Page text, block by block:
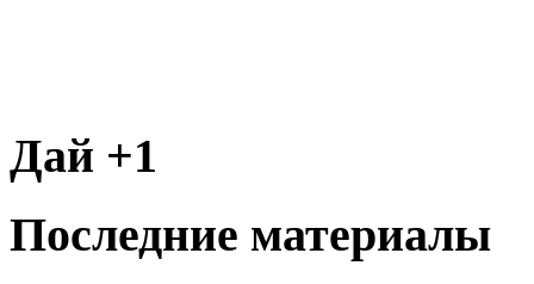
Дай +1
Последние материалы